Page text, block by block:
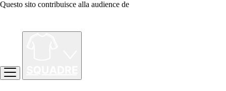
Questo sito contribuisce alla audience de